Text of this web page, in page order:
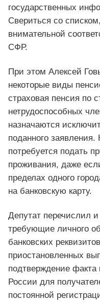
государственных
Свериться со
внимательной
СФР.
При этом Алексей
некоторые виды
страховая пенсия по
нетрудоспособных
назначаются
поданного
потребуется подать
проживания, даже
пределах одного
на банковскую карту.
Депутат перечислил
требующие личного
банковских
приостановленных
подтверждение факта
России для
постоянной